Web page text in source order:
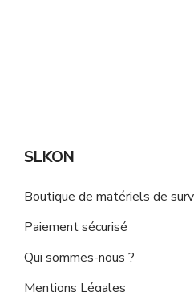
SLKON
Boutique de matériels de
Paiement sécurisé
Qui sommes-nous ?
Mentions Légales